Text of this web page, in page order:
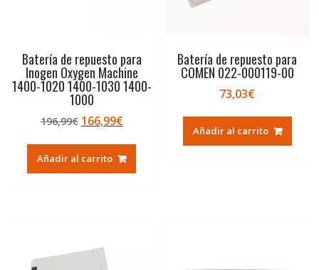
Batería de repuesto para
Inogen Oxygen Machine
1400-1020 1400-1030 1400-
1000
196,99€ El
original
era:
166,99€El
es:
Añadir al carrito
Batería de repuesto para
COMEN 022-000119-00
73,03€
Añadir al carrito